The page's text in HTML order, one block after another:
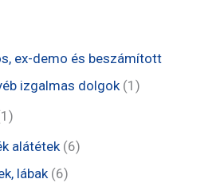
ex-demo és beszámított
izgalmas dolgok 1 1
1 1
t
e
alátétek 66
lábak 66